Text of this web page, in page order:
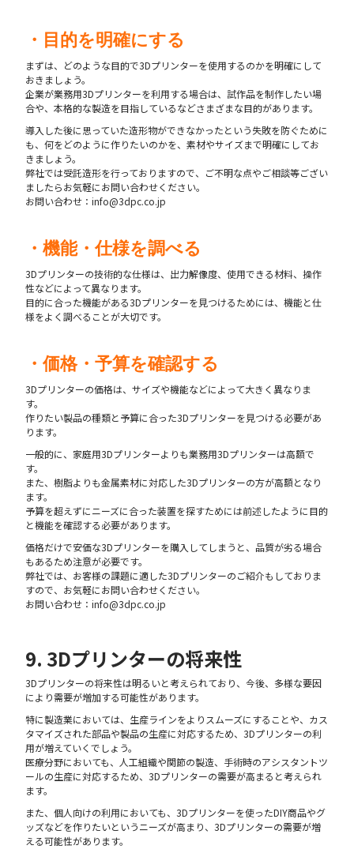
・目的を明確にする
まずは、どのような目的で3Dプリンターを使用するのかを明確にして
おきましょう。
企業が業務用3Dプリンターを利用する場合は、試作品を制作したい場
合や、本格的な製造を目指しているなどさまざまな目的があります。
導入した後に思っていた造形物ができなかったという失敗を防ぐために
も、何をどのように作りたいのかを、素材やサイズまで明確にしてお
きましょう。
弊社では受託造形を行っておりますので、ご不明な点やご相談等ござい
ましたらお気軽にお問い合わせください。
お問い合わせ：info@3dpc.co.jp
・機能・仕様を調べる
3Dプリンターの技術的な仕様は、出力解像度、使用できる材料、操作
性などによって異なります。
目的に合った機能がある3Dプリンターを見つけるためには、機能と仕
様をよく調べることが大切です。
・価格・予算を確認する
3Dプリンターの価格は、サイズや機能などによって大きく異なりま
す。
作りたい製品の種類と予算に合った3Dプリンターを見つける必要があ
ります。
一般的に、家庭用3Dプリンターよりも業務用3Dプリンターは高額で
す。
また、樹脂よりも金属素材に対応した3Dプリンターの方が高額となり
ます。
予算を超えずにニーズに合った装置を探すためには前述したように目的
と機能を確認する必要があります。
価格だけで安価な3Dプリンターを購入してしまうと、品質が劣る場合
もあるため注意が必要です。
弊社では、お客様の課題に適した3Dプリンターのご紹介もしておりま
すので、お気軽にお問い合わせください。
お問い合わせ：info@3dpc.co.jp
9. 3Dプリンターの将来性
3Dプリンターの将来性は明るいと考えられており、今後、多様な要因
により需要が増加する可能性があります。
特に製造業においては、生産ラインをよりスムーズにすることや、カス
タマイズされた部品や製品の生産に対応するため、3Dプリンターの利
用が増えていくでしょう。
医療分野においても、人工組織や関節の製造、手術時のアシスタントツ
ールの生産に対応するため、3Dプリンターの需要が高まると考えられ
ます。
また、個人向けの利用においても、3Dプリンターを使ったDIY商品やグ
ッズなどを作りたいというニーズが高まり、3Dプリンターの需要が増
える可能性があります。